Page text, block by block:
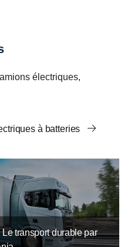
électriques,
à batteries
transport durable par